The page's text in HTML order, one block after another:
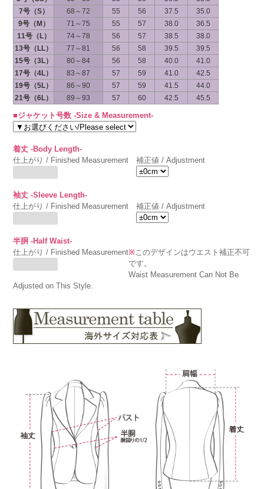
7号（S）
68～72 55 56 37.5
35.0
9号（M）
71～75 55 57 38.0
36.5
11号（L）
74～78 56 57 38.5
38.0
13号（LL）
77～81 56 58 39.5
39.5
15号（3L）
80～84 56 58 40.0
41.0
17号（4L）
83～87 57 59 41.0
42.5
19号（5L）
86～90 57 59 41.5
44.0
21号（6L）
89～93 57 60 42.5 45.5
■ジャケット号数 -Size & Measurement-
着丈 -Body Length-
仕上がり / Finished Measurement
補正値 / Adjustment
袖丈 -Sleeve Length-
仕上がり / Finished Measurement
補正値 / Adjustment
半胴 -Half Waist-
仕上がり / Finished Measurement※ このデザインはウエスト補正不可
です。
Waist Measurement Can Not Be
Adjusted on This Style.